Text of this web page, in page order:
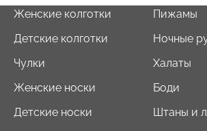
Женские колготки
Детские колготки
Чулки
Женские носки
Детские носки
Пижамы
Ночные
Халаты
Боди
Штаны и